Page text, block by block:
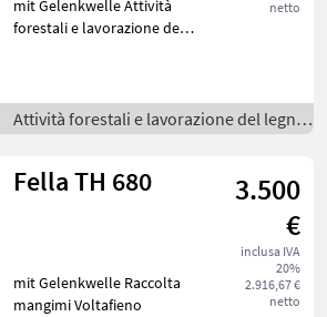
netto
mit Gelenkwelle Attività
forestali e lavorazione del
Attività forestali e lavorazione del legno
/
Fella TH 680
3.500
€
inclusa IVA
20%
2.916,67 €
netto
mit Gelenkwelle Raccolta
mangimi Voltafieno